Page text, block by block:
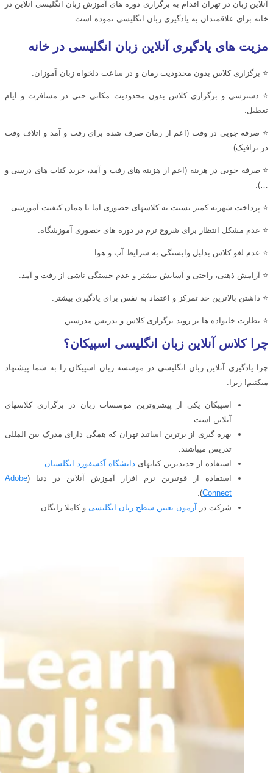
آنلاین زبان در تهران اقدام به برگزاری دوره های آموزش زبان انگلیسی آنلاین در
خانه برای علاقمندان به یادگیری زبان انگلیسی نموده است.
مزیت های یادگیری آنلاین زبان انگلیسی در خانه
⭐ برگزاری کلاس بدون محدودیت زمان و در ساعت دلخواه زبان آموزان.
⭐ دسترسی و برگزاری کلاس بدون محدودیت مکانی حتی در مسافرت و ایام
تعطیل.
⭐ صرفه جویی در وقت (اعم از زمان صرف شده برای رفت و آمد و اتلاف وقت
در ترافیک).
⭐ صرفه جویی در هزینه (اعم از هزینه های رفت و آمد، خرید کتاب های درسی و
…).
⭐ پرداخت شهریه کمتر نسبت به کلاسهای حضوری اما با همان کیفیت آموزشی.
⭐ عدم مشکل انتظار برای شروع ترم در دوره های حضوری آموزشگاه.
⭐ عدم لغو کلاس بدلیل وابستگی به شرایط آب و هوا.
⭐ آرامش ذهنی، راحتی و آسایش بیشتر و عدم خستگی ناشی از رفت و آمد.
⭐ داشتن بالاترین حد تمرکز و اعتماد به نفس برای یادگیری بیشتر.
⭐ نظارت خانواده ها بر روند برگزاری کلاس و تدریس مدرسین.
چرا کلاس آنلاین زبان انگلیسی اسپیکان؟
چرا یادگیری آنلاین زبان انگلیسی در موسسه زبان اسپیکان را به شما پیشنهاد
میکنیم! زیرا:
اسپیکان یکی از پیشروترین موسسات زبان در برگزاری کلاسهای
آنلاین است.
بهره گیری از برترین اساتید تهران که همگی دارای مدرک بین المللی
تدریس میباشند.
استفاده از جدیدترین کتابهای دانشگاه آکسفورد انگلستان
استفاده از قوتیرین نرم افزار آموزش آنلاین در دنیا (Adobe
Connect
).
شرکت در آزمون تعیین سطح زبان انگلیسی و کاملا رایگان.